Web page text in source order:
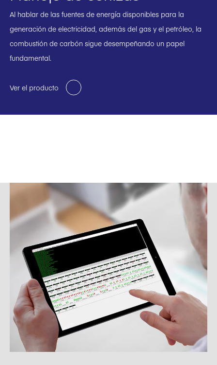
Al hablar de las fuentes de energía disponibles para la
generación de electricidad, además del gas y el petróleo, la
combustión de carbón sigue desempeñando un papel
fundamental.
Ver el producto